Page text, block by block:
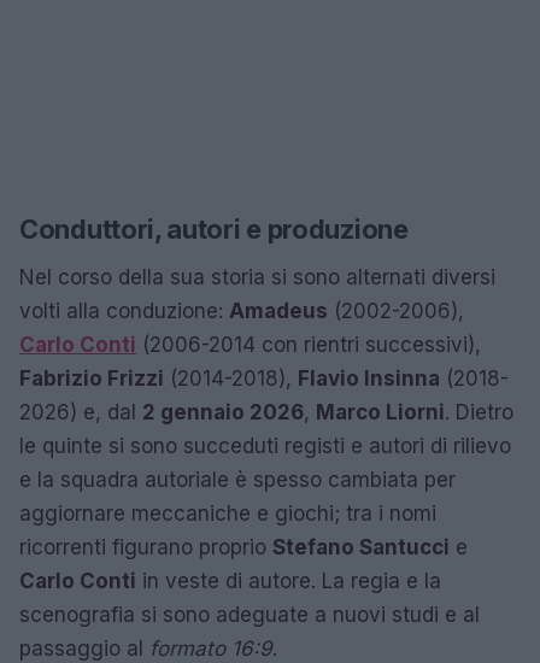
Conduttori, autori e produzione
Nel corso della sua storia si sono alternati diversi
volti alla conduzione: Amadeus (2002-2006),
Carlo Conti (2006-2014 con rientri successivi),
Fabrizio Frizzi (2014-2018), Flavio Insinna (2018-
2026) e, dal 2 gennaio 2026, Marco Liorni. Dietro
le quinte si sono succeduti registi e autori di rilievo
e la squadra autoriale è spesso cambiata per
aggiornare meccaniche e giochi; tra i nomi
ricorrenti figurano proprio Stefano Santucci e
Carlo Conti in veste di autore. La regia e la
scenografia si sono adeguate a nuovi studi e al
passaggio al formato 16:9.